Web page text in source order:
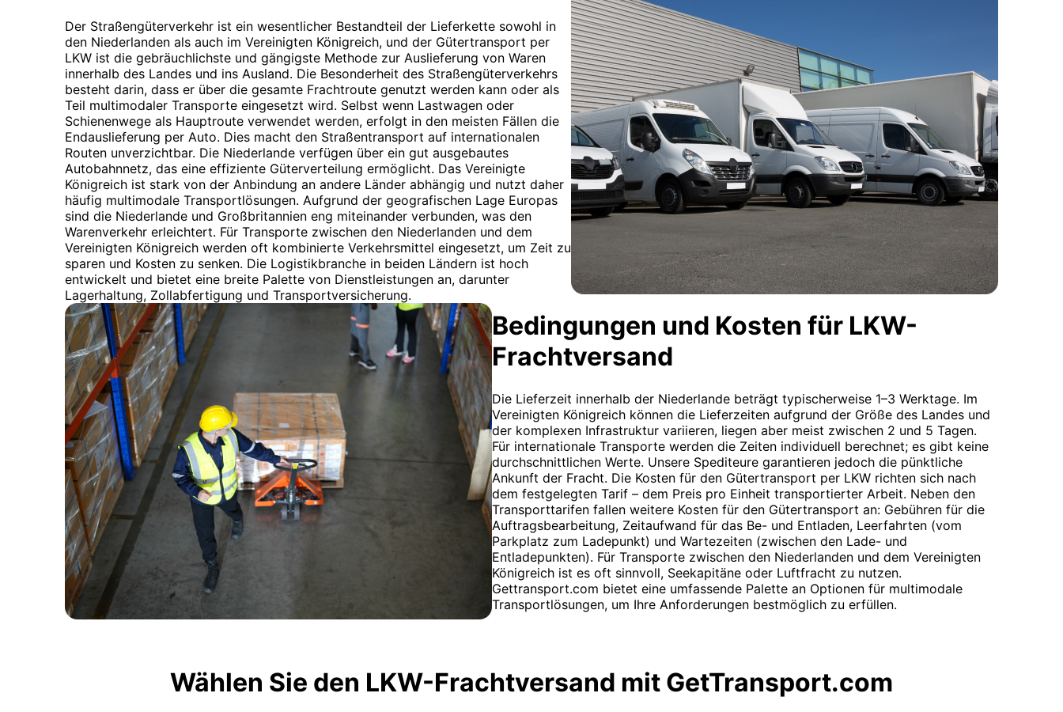
Der Straßengüterverkehr ist ein wesentlicher Bestandteil der Lieferkette sowohl in
den Niederlanden als auch im Vereinigten Königreich, und der Gütertransport per
LKW ist die gebräuchlichste und gängigste Methode zur Auslieferung von Waren
innerhalb des Landes und ins Ausland. Die Besonderheit des Straßengüterverkehrs
besteht darin, dass er über die gesamte Frachtroute genutzt werden kann oder als
Teil multimodaler Transporte eingesetzt wird. Selbst wenn Lastwagen oder
Schienenwege als Hauptroute verwendet werden, erfolgt in den meisten Fällen die
Endauslieferung per Auto. Dies macht den Straßentransport auf internationalen
Routen unverzichtbar. Die Niederlande verfügen über ein gut ausgebautes
Autobahnnetz, das eine effiziente Güterverteilung ermöglicht. Das Vereinigte
Königreich ist stark von der Anbindung an andere Länder abhängig und nutzt daher
häufig multimodale Transportlösungen. Aufgrund der geografischen Lage Europas
sind die Niederlande und Großbritannien eng miteinander verbunden, was den
Warenverkehr erleichtert. Für Transporte zwischen den Niederlanden und dem
Vereinigten Königreich werden oft kombinierte Verkehrsmittel eingesetzt, um Zeit zu
sparen und Kosten zu senken. Die Logistikbranche in beiden Ländern ist hoch
entwickelt und bietet eine breite Palette von Dienstleistungen an, darunter
Lagerhaltung, Zollabfertigung und Transportversicherung.
Bedingungen und Kosten für LKW-
Frachtversand
Die Lieferzeit innerhalb der Niederlande beträgt typischerweise 1–3 Werktage. Im
Vereinigten Königreich können die Lieferzeiten aufgrund der Größe des Landes und
der komplexen Infrastruktur variieren, liegen aber meist zwischen 2 und 5 Tagen.
Für internationale Transporte werden die Zeiten individuell berechnet; es gibt keine
durchschnittlichen Werte. Unsere Spediteure garantieren jedoch die pünktliche
Ankunft der Fracht. Die Kosten für den Gütertransport per LKW richten sich nach
dem festgelegten Tarif – dem Preis pro Einheit transportierter Arbeit. Neben den
Transporttarifen fallen weitere Kosten für den Gütertransport an: Gebühren für die
Auftragsbearbeitung, Zeitaufwand für das Be- und Entladen, Leerfahrten (vom
Parkplatz zum Ladepunkt) und Wartezeiten (zwischen den Lade- und
Entladepunkten). Für Transporte zwischen den Niederlanden und dem Vereinigten
Königreich ist es oft sinnvoll, Seekapitäne oder Luftfracht zu nutzen.
Gettransport.com bietet eine umfassende Palette an Optionen für multimodale
Transportlösungen, um Ihre Anforderungen bestmöglich zu erfüllen.
Wählen Sie den LKW-Frachtversand mit GetTransport.com